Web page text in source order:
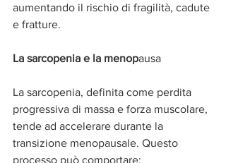
aumentando il rischio di fragilità, cadute
e fratture.
La sarcopenia e la menopausa
La sarcopenia, definita come perdita
progressiva di massa e forza muscolare,
tende ad accelerare durante la
transizione menopausale. Questo
processo può comportare: